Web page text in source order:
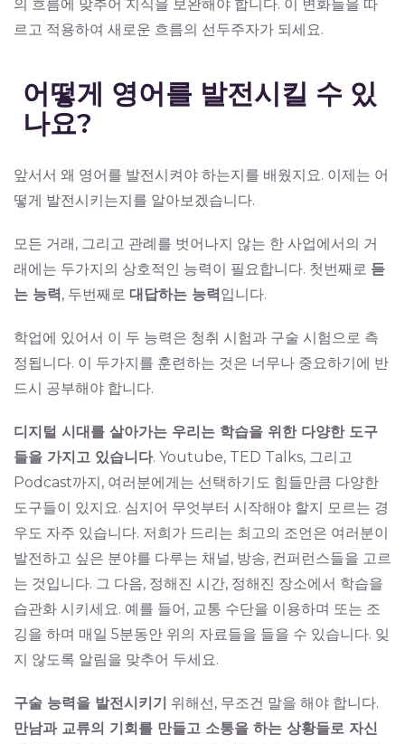
의 흐름에 맞추어 지식을 보완해야 합니다. 이 변화들을 따
르고 적용하여 새로운 흐름의 선두주자가 되세요.
어떻게 영어를 발전시킬 수 있
나요?
앞서서 왜 영어를 발전시켜야 하는지를 배웠지요. 이제는 어
떻게 발전시키는지를 알아보겠습니다.
모든 거래, 그리고 관례를 벗어나지 않는 한 사업에서의 거
래에는 두가지의 상호적인 능력이 필요합니다. 첫번째로 듣
는 능력, 두번째로 대답하는 능력입니다.
학업에 있어서 이 두 능력은 청취 시험과 구술 시험으로 측
정됩니다. 이 두가지를 훈련하는 것은 너무나 중요하기에 반
드시 공부해야 합니다.
디지털 시대를 살아가는 우리는 학습을 위한 다양한 도구
들을 가지고 있습니다. Youtube, TED Talks, 그리고
Podcast까지, 여러분에게는 선택하기도 힘들만큼 다양한
도구들이 있지요. 심지어 무엇부터 시작해야 할지 모르는 경
우도 자주 있습니다. 저희가 드리는 최고의 조언은 여러분이
발전하고 싶은 분야를 다루는 채널, 방송, 컨퍼런스들을 고르
는 것입니다. 그 다음, 정해진 시간, 정해진 장소에서 학습을
습관화 시키세요. 예를 들어, 교통 수단을 이용하며 또는 조
깅을 하며 매일 5분동안 위의 자료들을 들을 수 있습니다. 잊
지 않도록 알림을 맞추어 두세요.
구술 능력을 발전시키기 위해선, 무조건 말을 해야 합니다.
만남과 교류의 기회를 만들고 소통을 하는 상황들로 자신